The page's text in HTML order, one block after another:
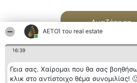
ΑΕΤΟΊ του real estate
16:39
Γεια σας. Χαίρομαι που θα σας
κλικ στο αντίστοιχο θέμα συνομιλίας!
Αναζήτηση